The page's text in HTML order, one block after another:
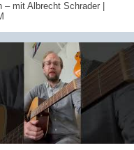
– mit Albrecht Schrader |